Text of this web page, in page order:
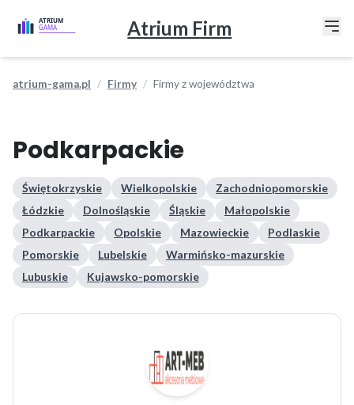
Atrium Firm
atrium-gama.pl Firmy Firmy z województwa
Podkarpackie
Świętokrzyskie Wielkopolskie
Zachodniopomorskie
Łódzkie
Dolnośląskie Śląskie
Małopolskie
Podkarpackie
Opolskie Mazowieckie
Podlaskie
Pomorskie
Lubelskie
Warmińsko-mazurskie
Lubuskie
Kujawsko-pomorskie